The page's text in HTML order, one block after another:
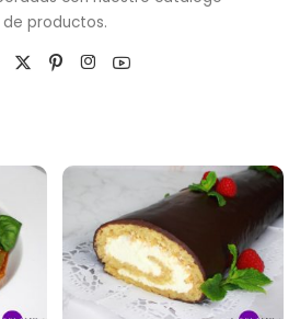
de productos.